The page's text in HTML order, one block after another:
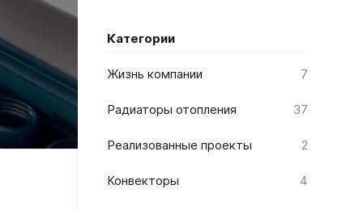
Завалинки
Завалинка Гармония
Завалинка РС
Категории
Жизнь компании 7
Радиаторы отопления 37
Реализованные проекты 2
Конвекторы 4